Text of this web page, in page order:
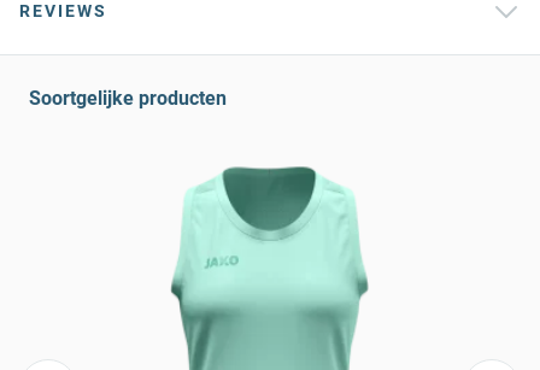
REVIEWS
Soortgelijke producten